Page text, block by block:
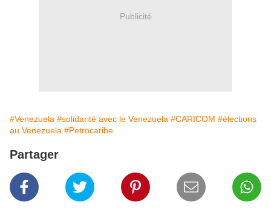
Publicité
#Venezuela #solidarité avec le Venezuela #CARICOM #élections
au Venezuela #Petrocaribe
Partager